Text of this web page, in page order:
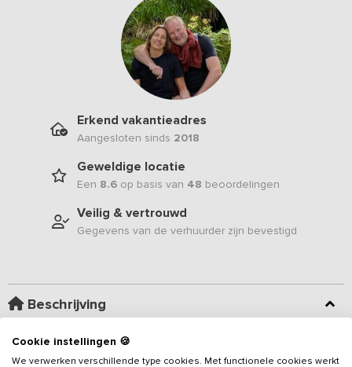
Erkend vakantieadres
Aangesloten sinds 2018
Geweldige locatie
Een 8.6 op basis van 48 beoordelingen
Veilig & vertrouwd
Gegevens van de verhuurder zijn bevestigd
Beschrijving
Gelegen aan de rand van weilanden en bossen, aan het einde
van een doodlopend landweggetje, vind je dit gezellige
Cookie instellingen 🍪
We verwerken verschillende type cookies. Met functionele cookies werkt